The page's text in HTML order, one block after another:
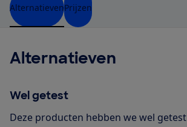
AlternatievenPrijzen
Alternatieven
Wel getest
Deze producten hebben we wel getest